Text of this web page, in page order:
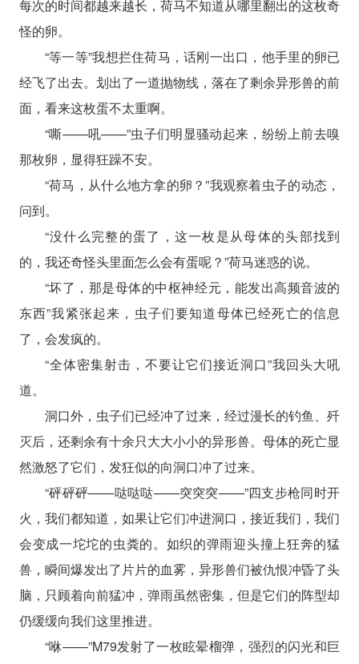
每次的时间都越来越长，荷马不知道从哪里翻出的这枚奇
怪的卵。
“等一等”我想拦住荷马，话刚一出口，他手里的卵已
经飞了出去。划出了一道抛物线，落在了剩余异形兽的前
面，看来这枚蛋不太重啊。
“嘶——吼——”虫子们明显骚动起来，纷纷上前去嗅
那枚卵，显得狂躁不安。
“荷马，从什么地方拿的卵？”我观察着虫子的动态，
问到。
“没什么完整的蛋了，这一枚是从母体的头部找到
的，我还奇怪头里面怎么会有蛋呢？”荷马迷惑的说。
“坏了，那是母体的中枢神经元，能发出高频音波的
东西”我紧张起来，虫子们要知道母体已经死亡的信息
了，会发疯的。
“全体密集射击，不要让它们接近洞口”我回头大吼
道。
洞口外，虫子们已经冲了过来，经过漫长的钓鱼、歼
灭后，还剩余有十余只大大小小的异形兽。母体的死亡显
然激怒了它们，发狂似的向洞口冲了过来。
“砰砰砰——哒哒哒——突突突——”四支步枪同时开
火，我们都知道，如果让它们冲进洞口，接近我们，我们
会变成一坨坨的虫粪的。如织的弹雨迎头撞上狂奔的猛
兽，瞬间爆发出了片片的血雾，异形兽们被仇恨冲昏了头
脑，只顾着向前猛冲，弹雨虽然密集，但是它们的阵型却
仍缓缓向我们这里推进。
“咻——”M79发射了一枚眩晕榴弹，强烈的闪光和巨